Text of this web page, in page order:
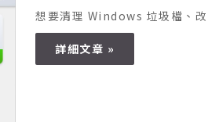
想要清理 Windows 垃圾檔、
詳細文章 »